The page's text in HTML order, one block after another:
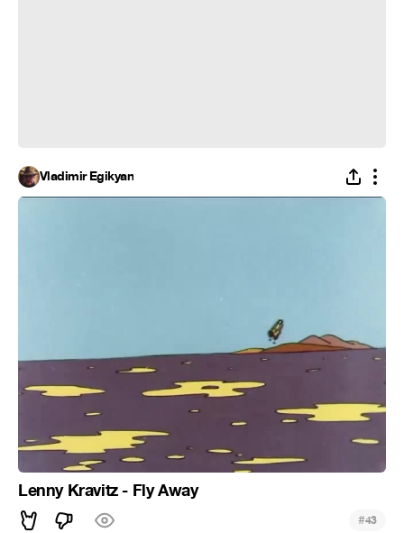
Vladimir Egikyan
Lenny Kravitz - Fly Away
#43